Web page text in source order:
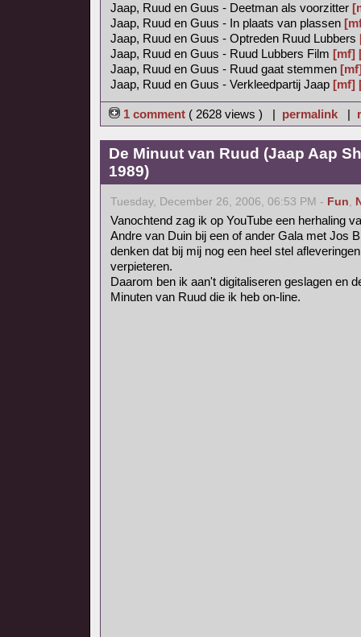
Jaap, Ruud en Guus - Deetman als voorzitter
Jaap, Ruud en Guus - In plaats van plassen
Jaap, Ruud en Guus - Optreden Ruud Lubbers
Jaap, Ruud en Guus - Ruud Lubbers Film [mf]
Jaap, Ruud en Guus - Ruud gaat stemmen
Jaap, Ruud en Guus - Verkleedpartij Jaap [mf]
1 comment ( 2628 views ) | permalink|
De Minuut van Ruud (Jaap Aap
1989)
Tuesday, December 26, 2006, 06:53 PM - Fun,
Vanochtend zag ik op YouTube een herhaling
Andre van Duin bij een of ander Gala met Jos
denken dat bij mij nog een heel stel
verpieteren.
Daarom ben ik aan't digitaliseren geslagen en
Minuten van Ruud die ik heb on-line.